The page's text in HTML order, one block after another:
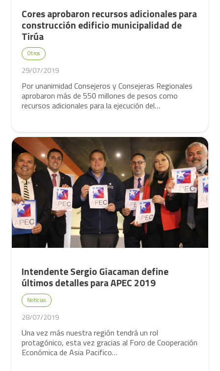
Cores aprobaron recursos adicionales para
construcción edificio municipalidad de
Tirúa
Otros
29/07/2019
Por unanimidad Consejeros y Consejeras Regionales
aprobaron más de 550 millones de pesos como
recursos adicionales para la ejecución del…
Intendente Sergio Giacaman define
últimos detalles para APEC 2019
Noticias
28/07/2019
Una vez más nuestra región tendrá un rol
protagónico, esta vez gracias al Foro de Cooperación
Económica de Asia Pacifico…